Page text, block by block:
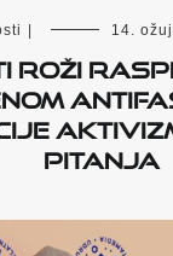
14.
Roži
pitanja